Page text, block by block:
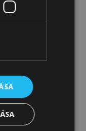
tárolására.
van felszerelve,